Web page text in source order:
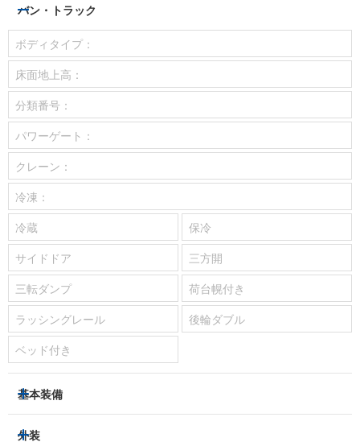
バン・トラック
ボディタイプ：
床面地上高：
分類番号：
パワーゲート：
クレーン：
冷凍：
冷蔵
保冷
サイドドア
三方開
三転ダンプ
荷台幌付き
ラッシングレール
後輪ダブル
ベッド付き
基本装備
パワーステアリング
外装